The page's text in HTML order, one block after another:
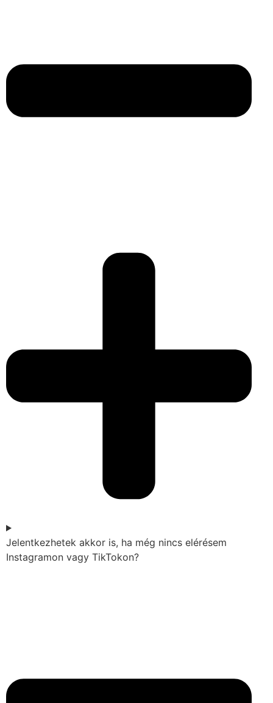
Jelentkezhetek akkor is, ha még nincs elérésem
Instagramon vagy TikTokon?